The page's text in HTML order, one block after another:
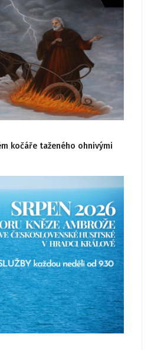
kočáře taženého ohnivými